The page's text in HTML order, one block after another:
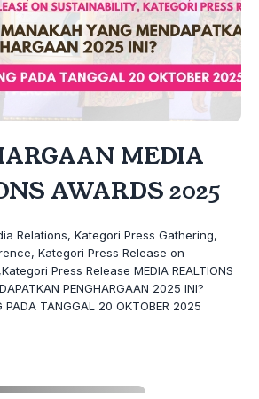
MEDIA
AWARDS 2025
Relations, Kategori Press Gathering,
Kategori Press Release on
,Kategori Press Release MEDIA REALTIONS
PENGHARGAAN 2025 INI?
PADA TANGGAL 20 OKTOBER 2025